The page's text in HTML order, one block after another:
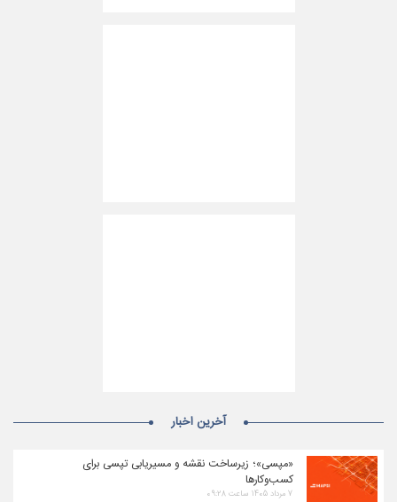
آخرین اخبار
«مپسی»؛ زیرساخت نقشه و مسیریابی تپسی برای
کسب‌وکارها
۷ مرداد ۱۴۰۵ ساعت ۰۹:۲۸